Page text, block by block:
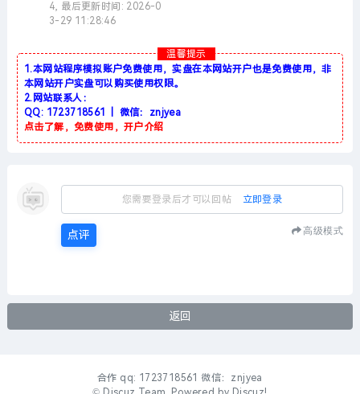
4, 最后更新时间: 2026-0
3-29 11:28:46
温馨提示
1.本网站程序模拟账户免费使用，实盘在本网站开户也是免费使用，非
本网站开户实盘可以购买使用权限。
2.网站联系人：
QQ: 1723718561 | 微信：znjyea
点击了解，免费使用，开户介绍
您需要登录后才可以回帖 立即登录
点评 高级模式
返回
合作 qq: 1723718561 微信：znjyea